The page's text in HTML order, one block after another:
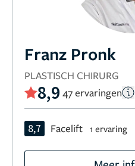
Franz Pronk
PLASTISCH CHIRURG
8,9 47 ervaringen
8,7 Facelift 1 ervaring